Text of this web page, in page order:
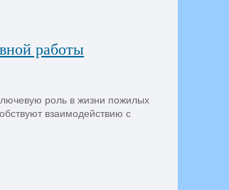
работы
роль в жизни пожилых
взаимодействию с